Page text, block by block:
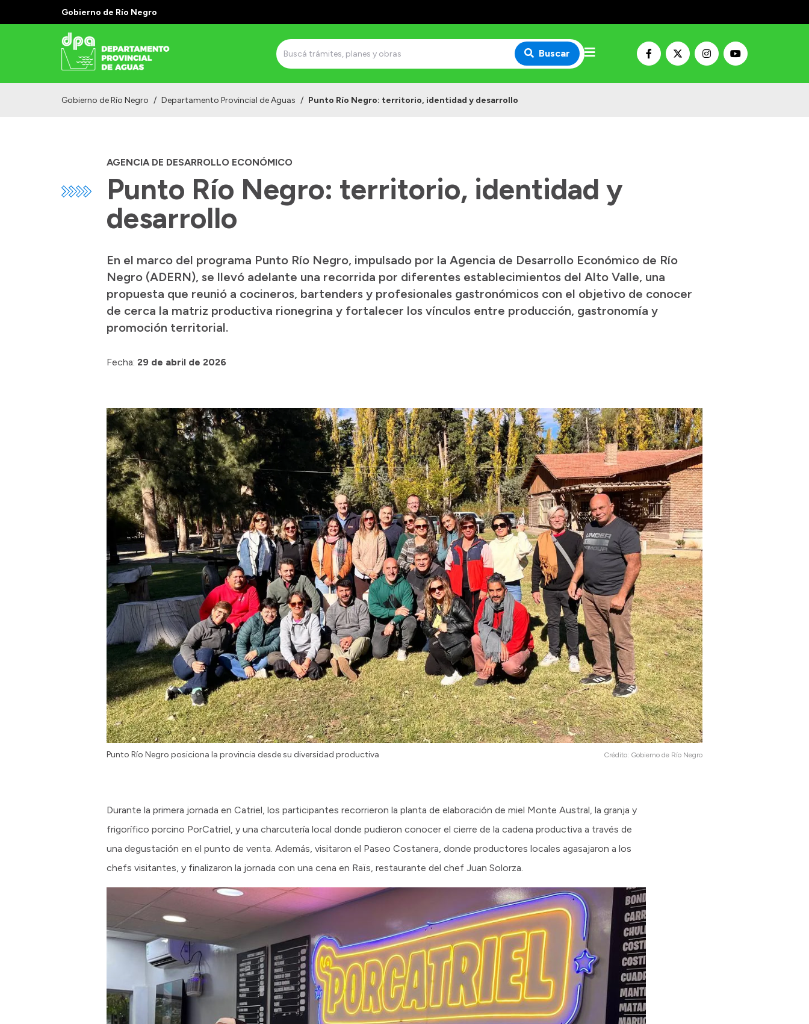
Gobierno de Río Negro
Buscar
Gobierno de Río Negro / Departamento Provincial de Aguas / Punto Río Negro: territorio, identidad y desarrollo
AGENCIA DE DESARROLLO ECONÓMICO
Punto Río Negro: territorio, identidad y
desarrollo
En el marco del programa Punto Río Negro, impulsado por la Agencia de Desarrollo Económico de Río
Negro (ADERN), se llevó adelante una recorrida por diferentes establecimientos del Alto Valle, una
propuesta que reunió a cocineros, bartenders y profesionales gastronómicos con el objetivo de conocer
de cerca la matriz productiva rionegrina y fortalecer los vínculos entre producción, gastronomía y
promoción territorial.
Fecha: 29 de abril de 2026
Punto Río Negro posiciona la provincia desde su diversidad productiva Crédito: Gobierno de Río Negro
Durante la primera jornada en Catriel, los participantes recorrieron la planta de elaboración de miel Monte Austral, la granja y
frigorífico porcino PorCatriel, y una charcutería local donde pudieron conocer el cierre de la cadena productiva a través de
una degustación en el punto de venta. Además, visitaron el Paseo Costanera, donde productores locales agasajaron a los
chefs visitantes, y finalizaron la jornada con una cena en Raïs, restaurante del chef Juan Solorza.